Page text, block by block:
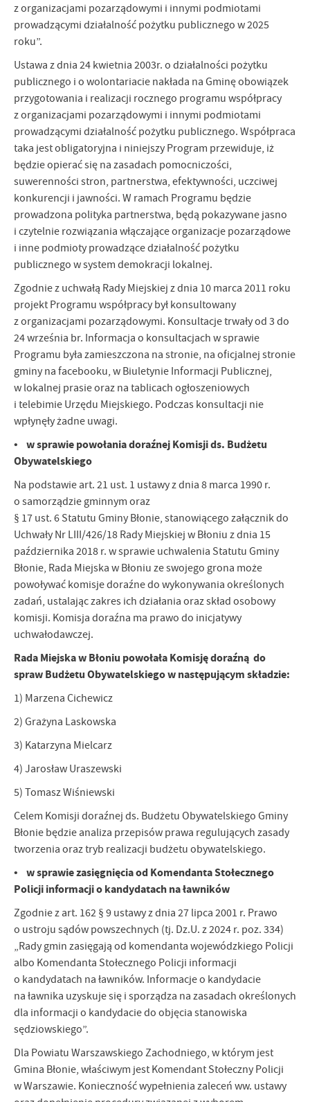
z organizacjami pozarządowymi i innymi podmiotami
prowadzącymi działalność pożytku publicznego w 2025
roku”.
Ustawa z dnia 24 kwietnia 2003r. o działalności pożytku
publicznego i o wolontariacie nakłada na Gminę obowiązek
przygotowania i realizacji rocznego programu współpracy
z organizacjami pozarządowymi i innymi podmiotami
prowadzącymi działalność pożytku publicznego. Współpraca
taka jest obligatoryjna i niniejszy Program przewiduje, iż
będzie opierać się na zasadach pomocniczości,
suwerenności stron, partnerstwa, efektywności, uczciwej
konkurencji i jawności. W ramach Programu będzie
prowadzona polityka partnerstwa, będą pokazywane jasno
i czytelnie rozwiązania włączające organizacje pozarządowe
i inne podmioty prowadzące działalność pożytku
publicznego w system demokracji lokalnej.
Zgodnie z uchwałą Rady Miejskiej z dnia 10 marca 2011 roku
projekt Programu współpracy był konsultowany
z organizacjami pozarządowymi. Konsultacje trwały od 3 do
24 września br. Informacja o konsultacjach w sprawie
Programu była zamieszczona na stronie, na oficjalnej stronie
gminy na facebooku, w Biuletynie Informacji Publicznej,
w lokalnej prasie oraz na tablicach ogłoszeniowych
i telebimie Urzędu Miejskiego. Podczas konsultacji nie
wpłynęły żadne uwagi.
• w sprawie powołania doraźnej Komisji ds. Budżetu
Obywatelskiego
Na podstawie art. 21 ust. 1 ustawy z dnia 8 marca 1990 r.
o samorządzie gminnym oraz
§ 17 ust. 6 Statutu Gminy Błonie, stanowiącego załącznik do
Uchwały Nr LIII/426/18 Rady Miejskiej w Błoniu z dnia 15
października 2018 r. w sprawie uchwalenia Statutu Gminy
Błonie, Rada Miejska w Błoniu ze swojego grona może
powoływać komisje doraźne do wykonywania określonych
zadań, ustalając zakres ich działania oraz skład osobowy
komisji. Komisja doraźna ma prawo do inicjatywy
uchwałodawczej.
Rada Miejska w Błoniu powołała Komisję doraźną do
spraw Budżetu Obywatelskiego w następującym składzie:
1) Marzena Cichewicz
2) Grażyna Laskowska
3) Katarzyna Mielcarz
4) Jarosław Uraszewski
5) Tomasz Wiśniewski
Celem Komisji doraźnej ds. Budżetu Obywatelskiego Gminy
Błonie będzie analiza przepisów prawa regulujących zasady
tworzenia oraz tryb realizacji budżetu obywatelskiego.
• w sprawie zasięgnięcia od Komendanta Stołecznego
Policji informacji o kandydatach na ławników
Zgodnie z art. 162 § 9 ustawy z dnia 27 lipca 2001 r. Prawo
o ustroju sądów powszechnych (tj. Dz.U. z 2024 r. poz. 334)
„Rady gmin zasięgają od komendanta wojewódzkiego Policji
albo Komendanta Stołecznego Policji informacji
o kandydatach na ławników. Informacje o kandydacie
na ławnika uzyskuje się i sporządza na zasadach określonych
dla informacji o kandydacie do objęcia stanowiska
sędziowskiego”.
Dla Powiatu Warszawskiego Zachodniego, w którym jest
Gmina Błonie, właściwym jest Komendant Stołeczny Policji
w Warszawie. Konieczność wypełnienia zaleceń ww. ustawy